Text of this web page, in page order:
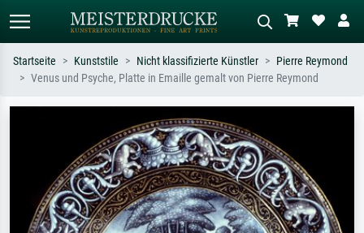
Suchen Sie nach Künstlern, Werktiteln
oder Stilen – z.B. Monet,
Sternennacht, Impressionismus, Welle
Hokusai, Akt.
Beschreiben Sie die Szene – z.B. Grüne
Wiese, Abstrakt mit viel Rot, Dunkles
Ölgemälde, Stehender Akt neben einem
Baum.
Startseite Kunststile Nicht klassifizierte Künstler
Pierre Reymond
Venus und Psyche, Platte in Emaille gemalt von Pierre Reymond